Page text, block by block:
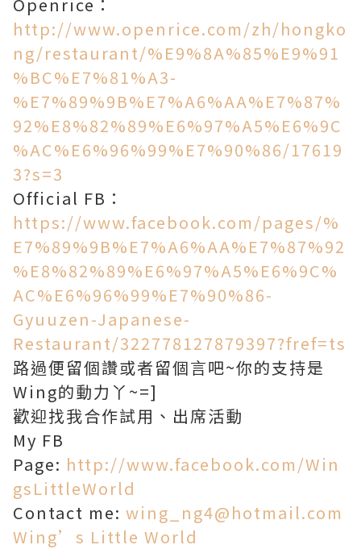
http://www.openrice.com/zh/hongko
ng/restaurant/%E9%8A%85%E9%91
%BC%E7%81%A3-
%E7%89%9B%E7%A6%AA%E7%87%
92%E8%82%89%E6%97%A5%E6%9C
%AC%E6%96%99%E7%90%86/17619
3?s=3
Official FB：
https://www.facebook.com/pages/%
E7%89%9B%E7%A6%AA%E7%87%92
%E8%82%89%E6%97%A5%E6%9C%
AC%E6%96%99%E7%90%86-
Gyuuzen-Japanese-
Restaurant/322778127879397?fref=ts
路過便留個讚或者留個言吧~你的支持是
Wing的動力丫~=]
歡迎找我合作試用、出席活動
My FB
Page: http://www.facebook.com/Win
gsLittleWorld
Contact me: wing_ng4@hotmail.com
Wing’s Little World